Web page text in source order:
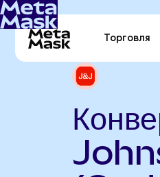
Торговля